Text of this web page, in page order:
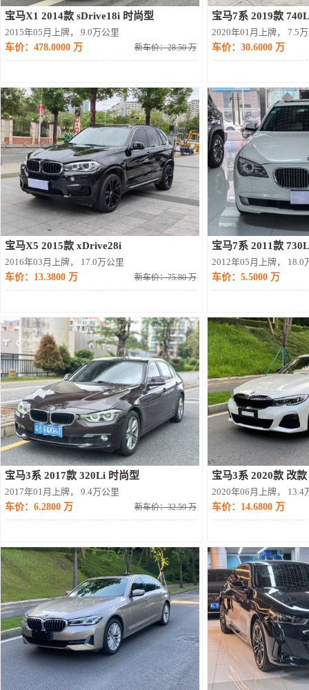
宝马X1 2014款 sDrive18i 时尚型
2015年05月上牌， 9.0万公里
车价：478.0000 万
新车价：28.50 万
宝马7系 2019款
2020年01月上牌， 7.5
车价：30.6000 万
宝马X5 2015款 xDrive28i
2016年03月上牌， 17.0万公里
车价：13.3800 万
新车价：75.80 万
宝马7系 2011款
2012年05月上牌， 18.0
车价：5.5000 万
宝马3系 2017款 320Li 时尚型
2017年01月上牌， 9.4万公里
车价：6.2800 万
新车价：32.59 万
2020年06月上牌， 13.4
车价：14.6800 万